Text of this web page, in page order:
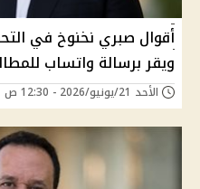
أقوال صبري نخنوخ في
ويقر برسالة واتساب
الأحد 21/يونيو/2026 - 12:30 ص